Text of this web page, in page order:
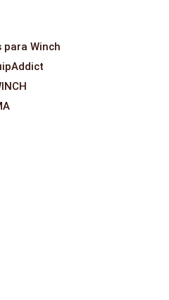
para Winch